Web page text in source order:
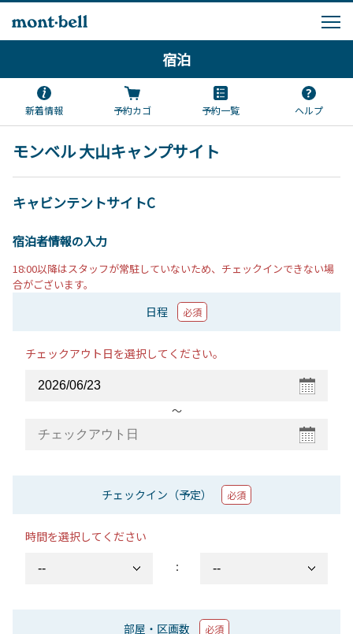
宿泊
新着情報 予約カゴ 予約一覧 ヘルプ
モンベル 大山キャンプサイト
キャビンテントサイトC
宿泊者情報の入力
18:00以降はスタッフが常駐していないため、チェックインできない場
合がございます。
日程 必須
チェックアウト日を選択してください。
〜
チェックイン（予定） 必須
時間を選択してください
：
部屋・区画数 必須